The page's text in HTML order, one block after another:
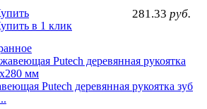
281.33 руб.
в 1 клик
Putech деревянная рукоятка зуб